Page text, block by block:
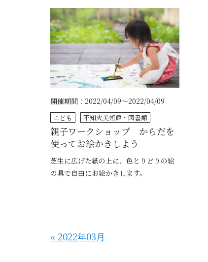
親子ワークショップ からだを
使ってお絵かきしよう
開催期間：2022/04/09～2022/04/09
芝生に広げた紙の上に、色とりどりの絵
の具で自由にお絵かきします。
こども 不知火美術館・図書館
« 2022年03月